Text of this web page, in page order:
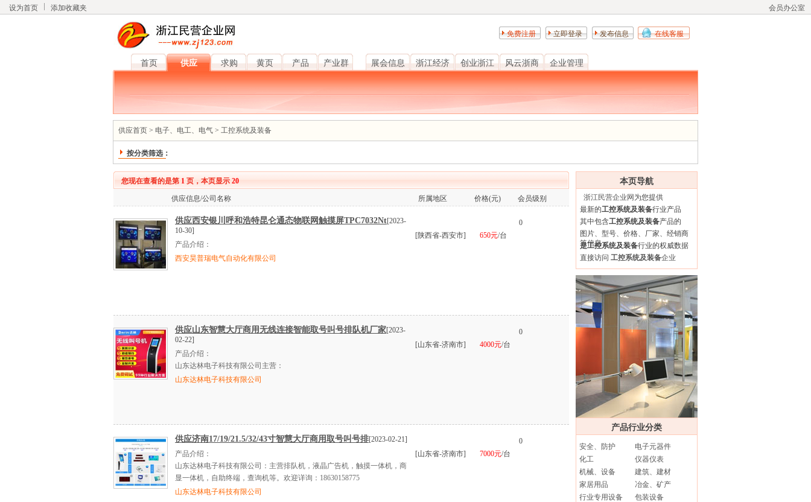
设为首页 添加收藏夹 会员办公室
免费注册 立即登录 发布信息 在线客服
首页 供应 求购 黄页 产品 产业群 展会信息 浙江经济 创业浙江 风云浙商 企业管理
供应首页 > 电子、电工、电气 > 工控系统及装备
按分类筛选：
您现在查看的是第 1 页，本页显示 20
供应信息/公司名称 所属地区 价格(元) 会员级别
供应西安银川呼和浩特昆仑通态物联网触摸屏TPC7032Nt[2023-
10-30]
产品介绍：
西安昊普瑞电气自动化有限公司
[陕西省-西安市] 650元/台
0
供应山东智慧大厅商用无线连接智能取号叫号排队机厂家[2023-
02-22]
产品介绍：
山东达林电子科技有限公司主营：
山东达林电子科技有限公司
[山东省-济南市] 4000元/台
0
供应济南17/19/21.5/32/43寸智慧大厅商用取号叫号排[2023-02-21]
产品介绍：
山东达林电子科技有限公司：主营排队机，液晶广告机，触摸一体机，商
显一体机，自助终端，查询机等。欢迎详询：18630158775
山东达林电子科技有限公司
[山东省-济南市] 7000元/台
0
本页导航
浙江民营企业网 为您提供
最新的工控系统及装备行业产品
其中包含工控系统及装备产品的
图片、型号、价格、厂家、经销商
等信息
是工控系统及装备行业的权威数据
直接访问 工控系统及装备企业
产品行业分类
安全、防护
电子元器件
化工
仪器仪表
机械、设备
建筑、建材
家居用品
冶金、矿产
行业专用设备
包装设备